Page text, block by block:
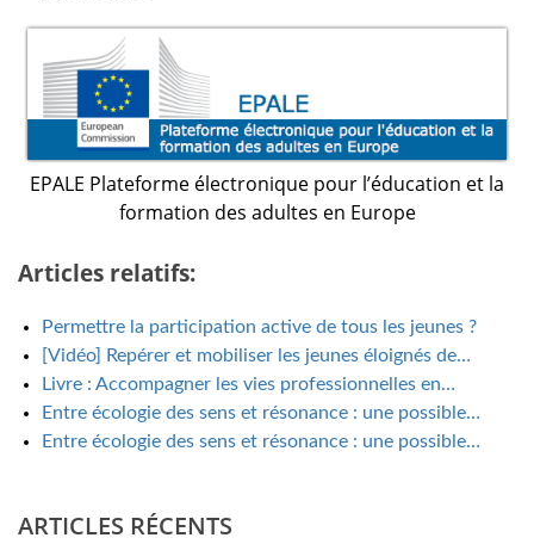
EPALE Plateforme électronique pour l’éducation et la
formation des adultes en Europe
Articles relatifs:
Permettre la participation active de tous les jeunes ?
[Vidéo] Repérer et mobiliser les jeunes éloignés de…
Livre : Accompagner les vies professionnelles en…
Entre écologie des sens et résonance : une possible…
Entre écologie des sens et résonance : une possible…
ARTICLES RÉCENTS